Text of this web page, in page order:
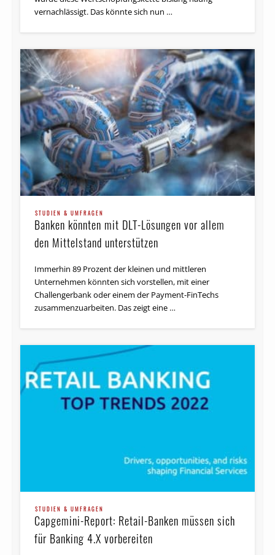
wurde diese Wertschöpfungskette bislang häufig
vernachlässigt. Das könnte sich nun …
STUDIEN & UMFRAGEN
Banken könnten mit DLT-Lösungen vor allem
den Mittelstand unterstützen
Immerhin 89 Prozent der kleinen und mittleren
Unternehmen könnten sich vorstellen, mit einer
Challengerbank oder einem der Payment-FinTechs
zusammenzuarbeiten. Das zeigt eine …
STUDIEN & UMFRAGEN
Capgemini-Report: Retail-Banken müssen sich
für Banking 4.X vorbereiten
STUDIEN & UMFRAGEN
World FinTech Report 2018 – Partnerschaft
steht im Vordergrund
Komfort und Personalisierung von Finanzdienst­
leistungen werden immer wichtiger. Die Kunden
breitere Angebote, neue Technologien und ein
verbessertes …
Die finalen RTS zur starken Kunden­au­then­ti­fi­zierung
und sicheren Kommunikation wurden am 27.11.2017